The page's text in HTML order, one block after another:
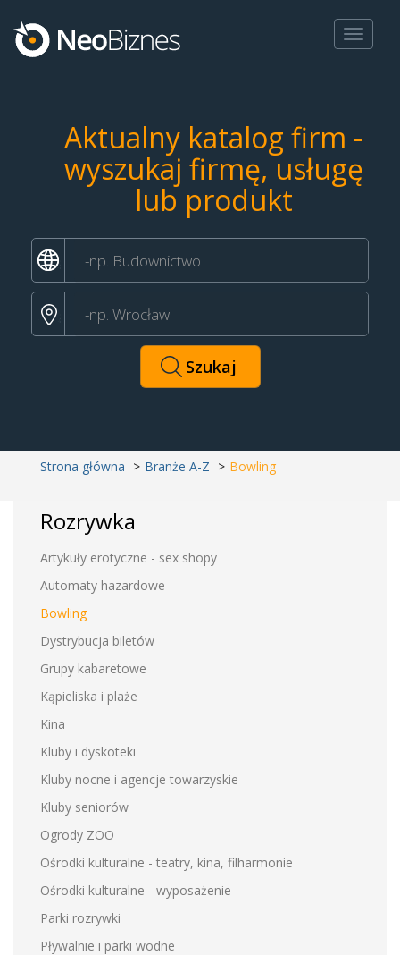
Toggle
Aktualny katalog firm -
wyszukaj firmę, usługę
lub produkt
Strona główna Branże A-Z Bowling
Rozrywka
Artykuły erotyczne - sex shopy
Automaty hazardowe
Bowling
Dystrybucja biletów
Grupy kabaretowe
Kąpieliska i plaże
Kina
Kluby i dyskoteki
Kluby nocne i agencje towarzyskie
Kluby seniorów
Ogrody ZOO
Ośrodki kulturalne - teatry, kina, filharmonie
Ośrodki kulturalne - wyposażenie
Parki rozrywki
Pływalnie i parki wodne